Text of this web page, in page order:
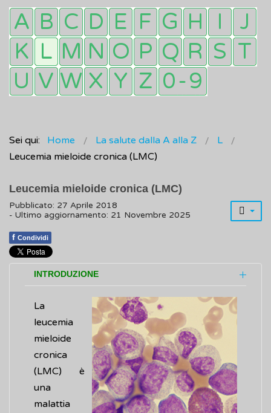
Sei qui: Home La salute dalla A alla Z
L
Leucemia mieloide cronica (LMC)
Leucemia mieloide cronica (LMC)
Pubblicato: 27 Aprile 2018
- Ultimo aggiornamento: 21 Novembre 2025
f Condividi
INTRODUZIONE
La
leucemia
mieloide
cronica
(LMC) è
una
malattia